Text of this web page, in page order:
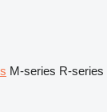
M-series R-series